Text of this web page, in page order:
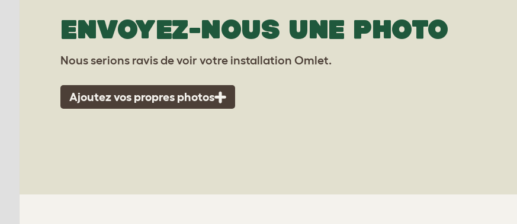
ENVOYEZ-NOUS UNE PHOTO
Nous serions ravis de voir votre installation Omlet.
Ajoutez vos propres photos